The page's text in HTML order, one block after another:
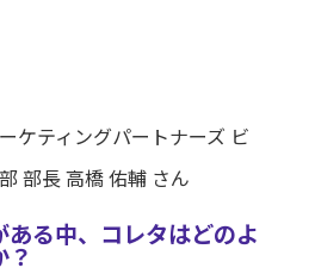
ケティングパートナーズ ビ
部長 高橋 佑輔 さん
ある中、コレタはどのよ
？